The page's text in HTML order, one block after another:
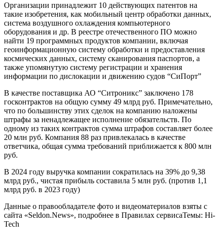
Организации принадлежит 10 действующих патентов на
такие изобретения, как мобильный центр обработки данных,
система воздушного охлаждения компьютерного
оборудования и др. В реестре отечественного ПО можно
найти 19 программных продуктов компании, включая
геоинформационную систему обработки и предоставления
космических данных, систему сканирования паспортов, а
также упомянутую систему регистрации и хранения
информации по дислокации и движению судов “СиПорт”
В качестве поставщика АО “Ситроникс” заключено 178
госконтрактов на общую сумму 49 млрд руб. Примечательно,
что по большинству этих сделок на компанию наложены
штрафы за ненадлежащее исполнение обязательств. По
одному из таких контрактов сумма штрафов составляет более
20 млн руб. Компания 88 раз привлекалась в качестве
ответчика, общая сумма требований приближается к 800 млн
руб.
В 2024 году выручка компании сократилась на 39% до 9,38
млрд руб., чистая прибыль составила 5 млн руб. (против 1,1
млрд руб. в 2023 году)
Данные о правообладателе фото и видеоматериалов взяты с
сайта «Seldon.News», подробнее в Правилах сервисаТемы: Hi-
Tech